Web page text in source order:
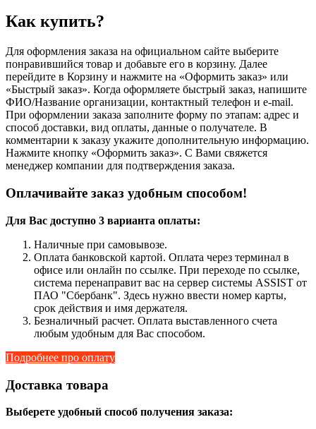
Как купить?
Для оформления заказа на официальном сайте выберите
понравившийся товар и добавьте его в корзину. Далее
перейдите в Корзину и нажмите на «Оформить заказ» или
«Быстрый заказ». Когда оформляете быстрый заказ, напишите
ФИО/Название организации, контактный телефон и e-mail.
При оформлении заказа заполните форму по этапам: адрес и
способ доставки, вид оплаты, данные о получателе. В
комментарии к заказу укажите дополнительную информацию.
Нажмите кнопку «Оформить заказ». С Вами свяжется
менеджер компании для подтверждения заказа.
Оплачивайте заказ удобным способом!
Для Вас доступно 3 варианта оплаты:
Наличные при самовывозе.
Оплата банковской картой. Оплата через терминал в
офисе или онлайн по ссылке. При переходе по ссылке,
система перенаправит вас на сервер системы ASSIST от
ПАО "Сбербанк". Здесь нужно ввести номер карты,
срок действия и имя держателя.
Безналичный расчет. Оплата выставленного счета
любым удобным для Вас способом.
Подробнее про оплату
Доставка товара
Выберете удобный способ получения заказа: